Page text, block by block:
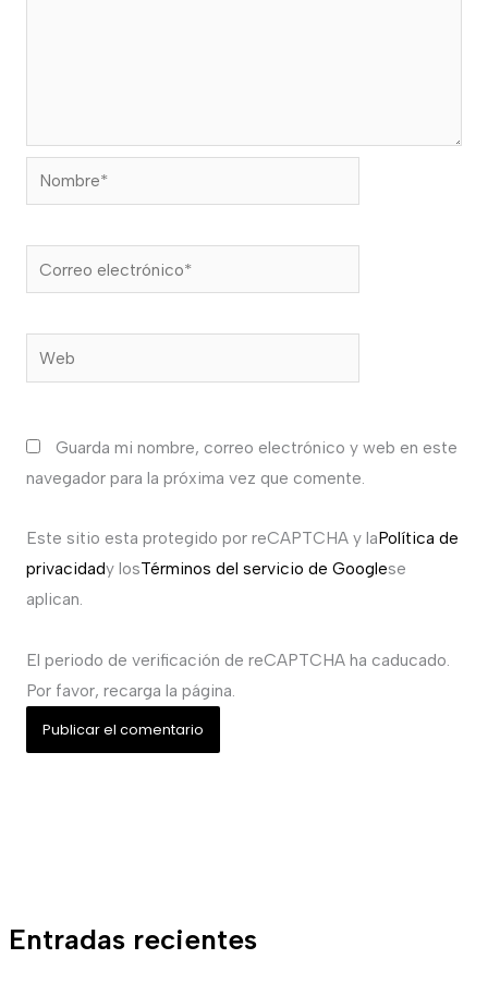
Entradas recientes
Nombre*
Correo
electrónico*
Web
Guarda mi nombre, correo electrónico y web en este
navegador para la próxima vez que comente.
Este sitio esta protegido por reCAPTCHA y laPolítica de
privacidady losTérminos del servicio de Googlese
aplican.
El periodo de verificación de reCAPTCHA ha caducado.
Por favor, recarga la página.